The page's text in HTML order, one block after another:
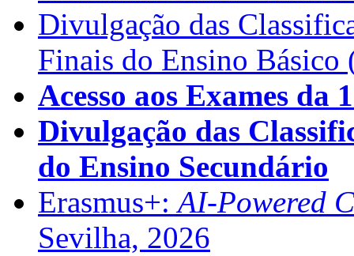
Divulgação das
Finais do Ensino Básico
Acesso aos Exames da
Divulgação das
do Ensino Secundário
Erasmus+:AI-Powered
Sevilha, 2026